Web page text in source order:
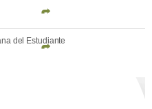
del Estudiante